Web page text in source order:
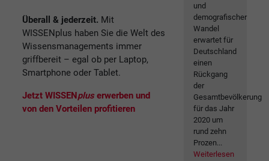
Überall & jederzeit. Mit
WISSENplus haben Sie die Welt des
Wissensmanagements immer
griffbereit – egal ob per Laptop,
Smartphone oder Tablet.
Jetzt WISSENplus erwerben und
von den Vorteilen profitieren
und
demografischer
Wandel
erwartet für
Deutschland
einen
Rückgang
der
Gesamtbevölkerung
für das Jahr
2020 um
rund zehn
Prozen...
Weiterlesen